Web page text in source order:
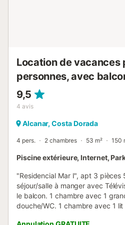
Location de vacances
personnes, avec
9,5
4 avis
Alcanar, Costa Dorada
4 pers. 2 chambres 53 m² 150
Piscine extérieure, Internet,
"Residencial Mar I", apt 3
séjour/salle à manger avec
le balcon. 1 chambre avec 1
douche/WC. 1 chambre avec 1